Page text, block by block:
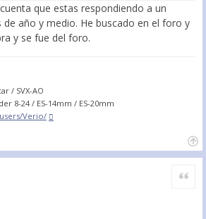
que estas respondiendo a un
año y medio. He buscado en el foro y
y se fue del foro.
/ SVX-AO
8-24 / ES-14mm / ES-20mm
Verio/
Citar